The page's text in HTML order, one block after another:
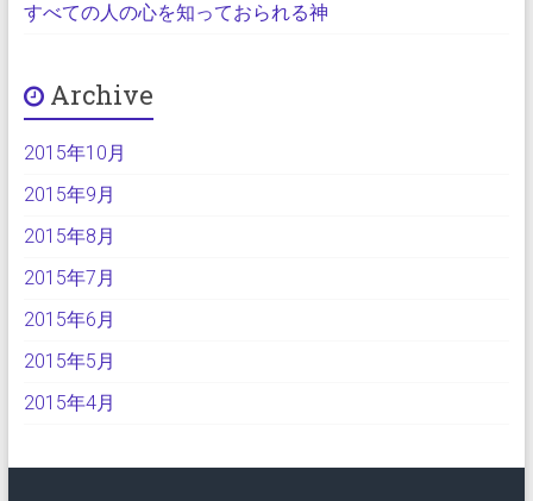
すべての人の心を知っておられる神
Archive
2015年10月
2015年9月
2015年8月
2015年7月
2015年6月
2015年5月
2015年4月